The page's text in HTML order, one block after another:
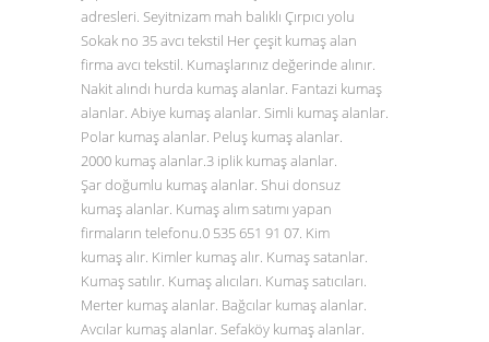
adresleri. Seyitnizam mah balıklı Çırpıcı yolu
Sokak no 35 avcı tekstil Her çeşit kumaş alan
firma avcı tekstil. Kumaşlarınız değerinde alınır.
Nakit alındı hurda kumaş alanlar. Fantazi kumaş
alanlar. Abiye kumaş alanlar. Simli kumaş alanlar.
Polar kumaş alanlar. Peluş kumaş alanlar.
2000 kumaş alanlar.3 iplik kumaş alanlar.
Şar doğumlu kumaş alanlar. Shui donsuz
kumaş alanlar. Kumaş alım satımı yapan
firmaların telefonu.0 535 651 91 07. Kim
kumaş alır. Kimler kumaş alır. Kumaş satanlar.
Kumaş satılır. Kumaş alıcıları. Kumaş satıcıları.
Merter kumaş alanlar. Bağcılar kumaş alanlar.
Avcılar kumaş alanlar. Sefaköy kumaş alanlar.